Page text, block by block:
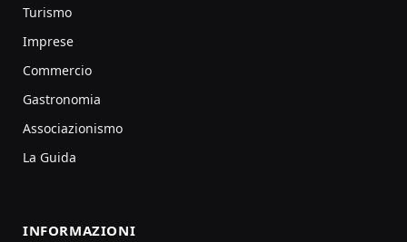
Turismo
Imprese
Commercio
Gastronomia
Associazionismo
La Guida
INFORMAZIONI